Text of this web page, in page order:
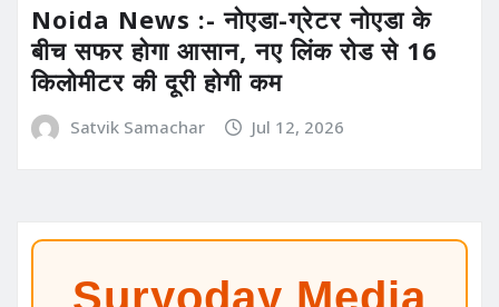
Noida News :- नोएडा-ग्रेटर नोएडा के
बीच सफर होगा आसान, नए लिंक रोड से 16
किलोमीटर की दूरी होगी कम
Satvik Samachar Jul 12, 2026